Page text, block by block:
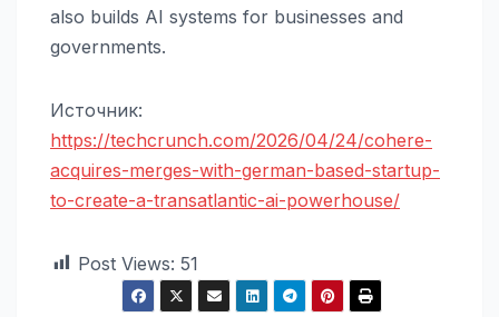
also builds AI systems for businesses and
governments.
Источник:
https://techcrunch.com/2026/04/24/cohere-
acquires-merges-with-german-based-startup-
to-create-a-transatlantic-ai-powerhouse/
Post Views: 51